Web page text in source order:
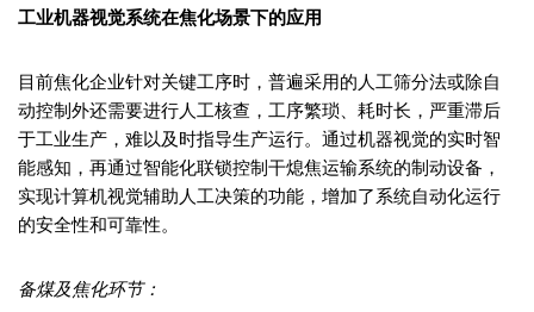
工业机器视觉系统在焦化场景下的应用
目前焦化企业针对关键工序时，普遍采用的人工筛分法或除自
动控制外还需要进行人工核查，工序繁琐、耗时长，严重滞后
于工业生产，难以及时指导生产运行。通过机器视觉的实时智
能感知，再通过智能化联锁控制干熄焦运输系统的制动设备，
实现计算机视觉辅助人工决策的功能，增加了系统自动化运行
的安全性和可靠性。
备煤及焦化环节：